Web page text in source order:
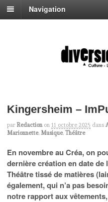
Navigation
Kingersheim –
par Redaction on 11 octobre 2025 dans
Marionnette, Musique, Théâtre
En novembre au Créa, on
dernière création en date de
Théâtre tissé de matières
également, qui n’a pas
notre rapport aux